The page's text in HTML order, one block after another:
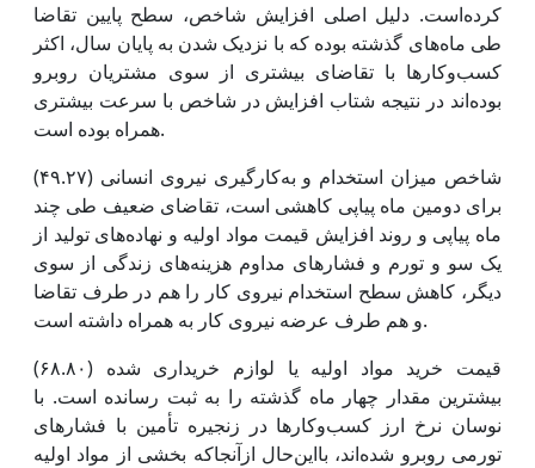
کرده‌است. دلیل اصلی افزایش شاخص، سطح پایین تقاضا
طی ماه‌های گذشته بوده که با نزدیک شدن به پایان سال، اکثر
کسب‌وکارها با تقاضای بیشتری از سوی مشتریان روبرو
بوده‌اند در نتیجه شتاب افزایش در شاخص با سرعت بیشتری
همراه بوده است.
شاخص میزان استخدام و به‌کارگیری نیروی انسانی (۴۹.۲۷)
برای دومین ماه پیاپی کاهشی است، تقاضای ضعیف طی چند
ماه پیاپی و روند افزایش قیمت مواد اولیه و نهاده‌های تولید از
یک سو و تورم و فشارهای مداوم هزینه‌های زندگی از سوی
دیگر، کاهش سطح استخدام نیروی کار را هم در طرف تقاضا
و هم طرف عرضه نیروی کار به همراه داشته است.
قیمت خرید مواد اولیه یا لوازم خریداری شده (۶۸.۸۰)
بیشترین مقدار چهار ماه گذشته را به ثبت رسانده است. با
نوسان نرخ ارز کسب‌وکارها در زنجیره تأمین با فشارهای
تورمی روبرو شده‌اند، بااین‌حال ازآنجاکه بخشی از مواد اولیه